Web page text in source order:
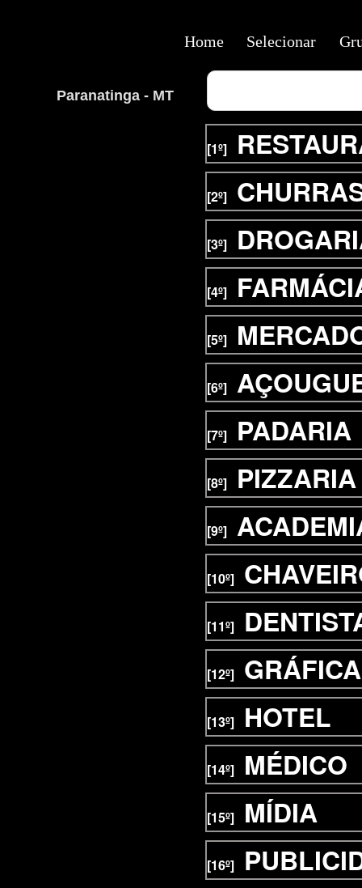
Paranatinga - MT
[1º]
[2º]
[3º]
[4º]
[5º]
[6º]
[7º] PADARIA
[8º] PIZZARIA
[9º]
[10º]
[11º]
[12º] GRÁFICA
[13º] HOTEL
[14º] MÉDICO
[15º] MÍDIA
[16º]
Home Selecionar